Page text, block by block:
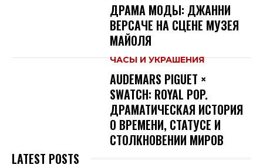
ДРАМА МОДЫ: ДЖАННИ
ВЕРСАЧЕ НА СЦЕНЕ МУЗЕЯ
МАЙОЛЯ
ЧАСЫ И УКРАШЕНИЯ
AUDEMARS PIGUET ×
SWATCH: ROYAL POP.
ДРАМАТИЧЕСКАЯ ИСТОРИЯ
О ВРЕМЕНИ, СТАТУСЕ И
СТОЛКНОВЕНИИ МИРОВ
LATEST POSTS